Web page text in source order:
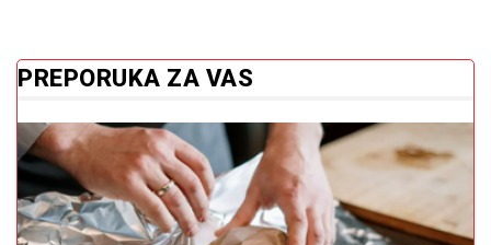
PREPORUKA ZA VAS